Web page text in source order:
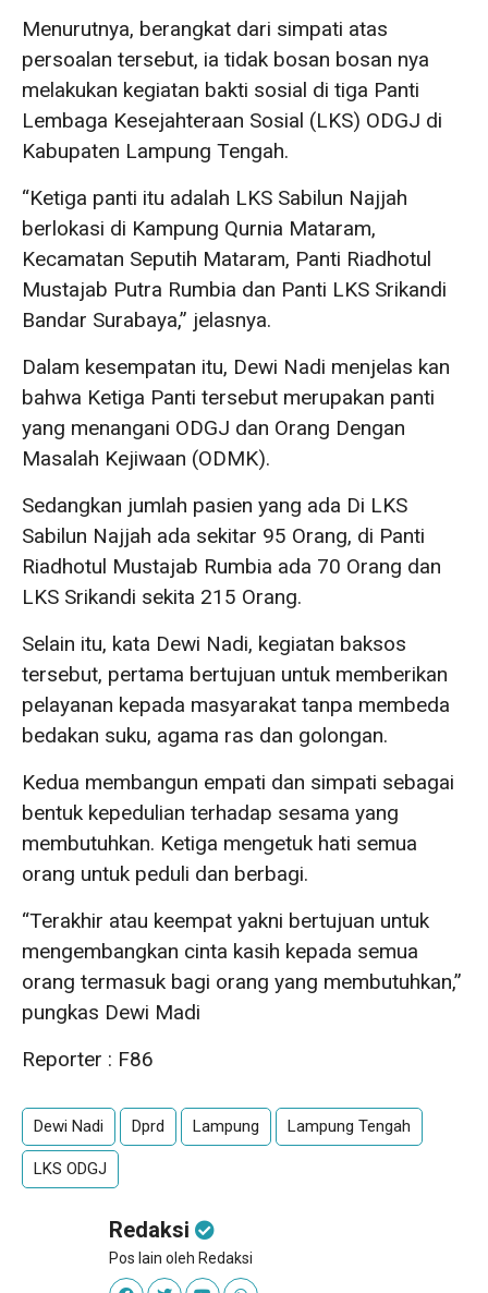
Menurutnya, berangkat dari simpati atas
persoalan tersebut, ia tidak bosan bosan nya
melakukan kegiatan bakti sosial di tiga Panti
Lembaga Kesejahteraan Sosial (LKS) ODGJ di
Kabupaten Lampung Tengah.
“Ketiga panti itu adalah LKS Sabilun Najjah
berlokasi di Kampung Qurnia Mataram,
Kecamatan Seputih Mataram, Panti Riadhotul
Mustajab Putra Rumbia dan Panti LKS Srikandi
Bandar Surabaya,” jelasnya.
Dalam kesempatan itu, Dewi Nadi menjelas kan
bahwa Ketiga Panti tersebut merupakan panti
yang menangani ODGJ dan Orang Dengan
Masalah Kejiwaan (ODMK).
Sedangkan jumlah pasien yang ada Di LKS
Sabilun Najjah ada sekitar 95 Orang, di Panti
Riadhotul Mustajab Rumbia ada 70 Orang dan
LKS Srikandi sekita 215 Orang.
Selain itu, kata Dewi Nadi, kegiatan baksos
tersebut, pertama bertujuan untuk memberikan
pelayanan kepada masyarakat tanpa membeda
bedakan suku, agama ras dan golongan.
Kedua membangun empati dan simpati sebagai
bentuk kepedulian terhadap sesama yang
membutuhkan. Ketiga mengetuk hati semua
orang untuk peduli dan berbagi.
“Terakhir atau keempat yakni bertujuan untuk
mengembangkan cinta kasih kepada semua
orang termasuk bagi orang yang membutuhkan,”
pungkas Dewi Madi
Reporter : F86
Dewi Nadi Dprd Lampung Lampung Tengah
LKS ODGJ
Redaksi
Pos lain oleh Redaksi